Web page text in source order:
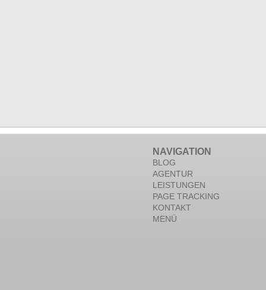
NAVIGATION
BLOG
AGENTUR
LEISTUNGEN
PAGE TRACKING
KONTAKT
MENÜ